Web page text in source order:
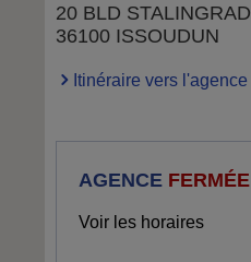
20 BLD STALINGRAD
36100 ISSOUDUN
Itinéraire vers l'agence
AGENCE FERMÉE
Voir les horaires